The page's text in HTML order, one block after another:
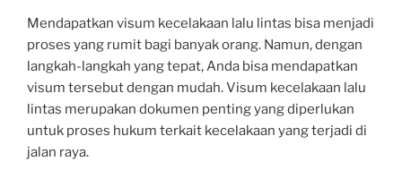
Mendapatkan visum kecelakaan lalu lintas bisa menjadi
proses yang rumit bagi banyak orang. Namun, dengan
langkah-langkah yang tepat, Anda bisa mendapatkan
visum tersebut dengan mudah. Visum kecelakaan lalu
lintas merupakan dokumen penting yang diperlukan
untuk proses hukum terkait kecelakaan yang terjadi di
jalan raya.